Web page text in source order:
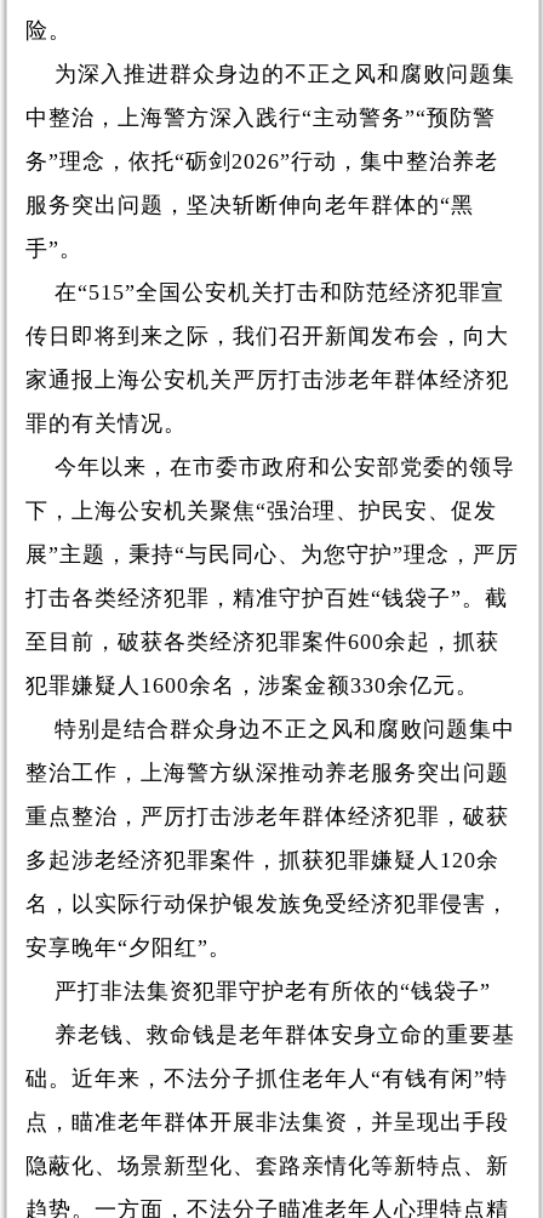
险。
为深入推进群众身边的不正之风和腐败问题集
中整治，上海警方深入践行“主动警务”“预防警
务”理念，依托“砺剑2026”行动，集中整治养老
服务突出问题，坚决斩断伸向老年群体的“黑
手”。
在“515”全国公安机关打击和防范经济犯罪宣
传日即将到来之际，我们召开新闻发布会，向大
家通报上海公安机关严厉打击涉老年群体经济犯
罪的有关情况。
今年以来，在市委市政府和公安部党委的领导
下，上海公安机关聚焦“强治理、护民安、促发
展”主题，秉持“与民同心、为您守护”理念，严厉
打击各类经济犯罪，精准守护百姓“钱袋子”。截
至目前，破获各类经济犯罪案件600余起，抓获
犯罪嫌疑人1600余名，涉案金额330余亿元。
特别是结合群众身边不正之风和腐败问题集中
整治工作，上海警方纵深推动养老服务突出问题
重点整治，严厉打击涉老年群体经济犯罪，破获
多起涉老经济犯罪案件，抓获犯罪嫌疑人120余
名，以实际行动保护银发族免受经济犯罪侵害，
安享晚年“夕阳红”。
严打非法集资犯罪守护老有所依的“钱袋子”
养老钱、救命钱是老年群体安身立命的重要基
础。近年来，不法分子抓住老年人“有钱有闲”特
点，瞄准老年群体开展非法集资，并呈现出手段
隐蔽化、场景新型化、套路亲情化等新特点、新
趋势。一方面，不法分子瞄准老年人心理特点精